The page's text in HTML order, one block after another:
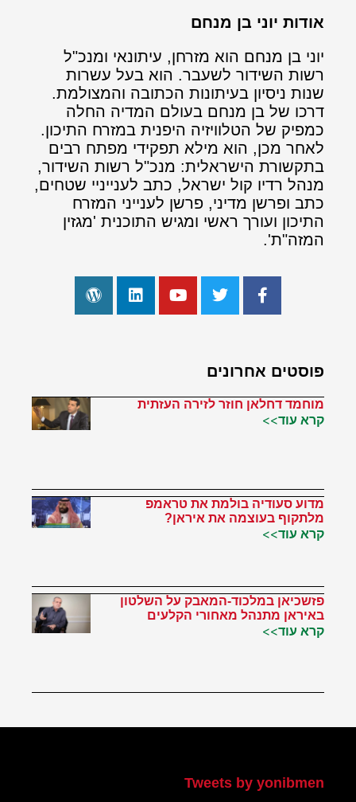
אודות יוני בן מנחם
יוני בן מנחם הוא מזרחן, עיתונאי ומנכ"ל
רשות השידור לשעבר. הוא בעל עשרות
שנות ניסיון בעיתונות הכתובה והמצולמת.
דרכו של בן מנחם בעולם המדיה החלה
כמפיק של הטלוויזיה היפנית במזרח התיכון.
לאחר מכן, הוא מילא תפקידי מפתח רבים
בתקשורת הישראלית: מנכ"ל רשות השידור,
מנהל רדיו קול ישראל, כתב לענייניי שטחים,
כתב ופרשן מדיני, פרשן לענייני המזרח
התיכון ועורך ראשי ומגיש התוכנית 'מגזין
המזה"ת'.
פוסטים אחרונים
מוחמד דחלאן חוזר לזירה העזתית
קרא עוד>>
מדוע סעודיה בולמת את טראמפ
מלתקוף בעוצמה את איראן?
קרא עוד>>
פזשכיאן במלכוד-המאבק על השלטון
באיראן מתנהל מאחורי הקלעים
קרא עוד>>
Tweets by yonibmen